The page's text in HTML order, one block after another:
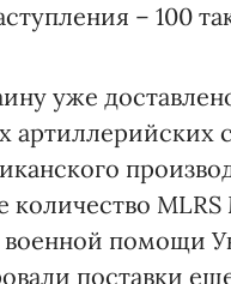
– 100
уже
артиллерийских
количество MLRS
военной помощи
поставки